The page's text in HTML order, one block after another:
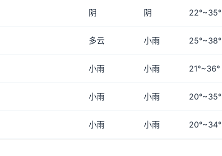
阴 阴 22°~35°
多云 小雨 25°~38°
小雨 小雨 21°~36°
小雨 小雨 20°~35°
小雨 小雨 20°~34°